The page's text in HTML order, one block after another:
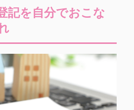
記を自分でおこな